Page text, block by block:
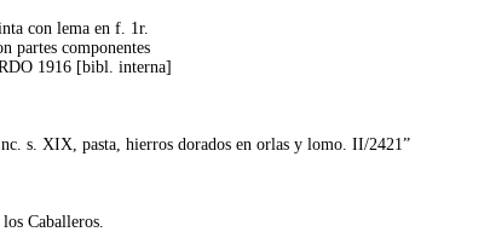
con lema en f. 1r.
partes componentes
1916 [bibl. interna]
s. XIX, pasta, hierros dorados en orlas y lomo. II/2421”
Caballeros.